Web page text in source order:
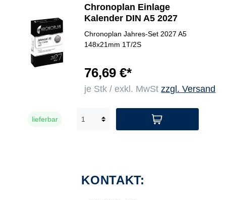
Chronoplan Einlage
Kalender DIN A5 2027
Chronoplan Jahres-Set 2027 A5
148x21mm 1T/2S
76,69 €*
je Stk / exkl. MwStzzgl. Versand
lieferbar
KONTAKT: